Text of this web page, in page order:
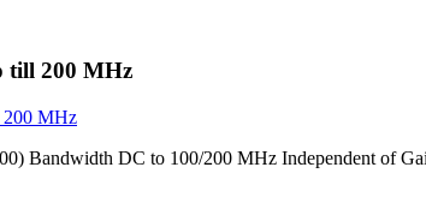
till 200 MHz
Bandwidth DC to 100/200 MHz Independent of